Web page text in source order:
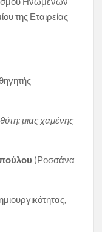
της Εταιρείας
μιας χαμένης
(Ροσσάνα